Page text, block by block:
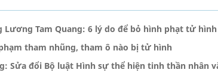
Tam Quang: 6 lý do để bỏ hình phạt tử
tham nhũng, tham ô nào bị tử hình
Sửa đổi Bộ luật Hình sự thể hiện tinh thần nhân